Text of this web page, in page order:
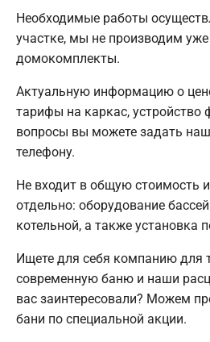
Необходимые работы
участке, мы не производим
домокомплекты.
Актуальную информацию о
тарифы на каркас, устройство
вопросы вы можете задать
телефону.
Не входит в общую стоимость
отдельно: оборудование
котельной, а также установка
Ищете для себя компанию для
современную баню и наши
вас заинтересовали? Можем
бани по специальной акции.